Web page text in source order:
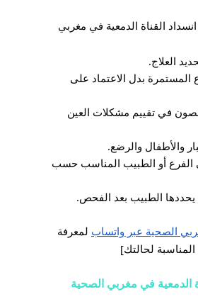
القناة الدمعية في مغربي
العلاج.
بدل الاعتماد على
في تقييم مشكلات العين
والأطفال والرضع.
الفرع أو الطبيب المناسب حسب
يحددها الطبيب بعد الفحص.
الصحية عبر واتساب لمعرفة
لحالتك]
الدمعية في مغربي الصحية